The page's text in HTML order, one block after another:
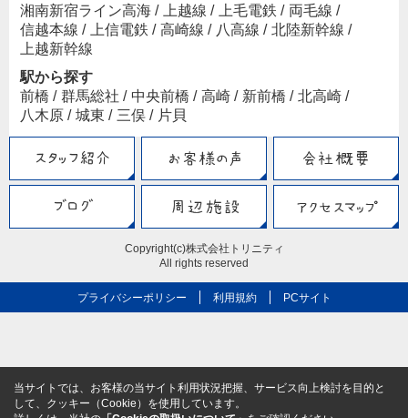
湘南新宿ライン高海 / 上越線 / 上毛電鉄 / 両毛線 /
信越本線 / 上信電鉄 / 高崎線 / 八高線 / 北陸新幹線 /
上越新幹線
駅から探す
前橋 / 群馬総社 / 中央前橋 / 高崎 / 新前橋 / 北高崎 /
八木原 / 城東 / 三俣 / 片貝
Copyright(c)株式会社トリニティ
All rights reserved
プライバシーポリシー 利用規約 PCサイト
当サイトでは、お客様の当サイト利用状況把握、サービス向上検討を目的と
して、クッキー（Cookie）を使用しています。